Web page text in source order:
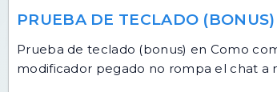
PRUEBA DE TECLADO (BONUS)
Prueba de teclado (bonus) en Como
modificador pegado no rompa el chat a